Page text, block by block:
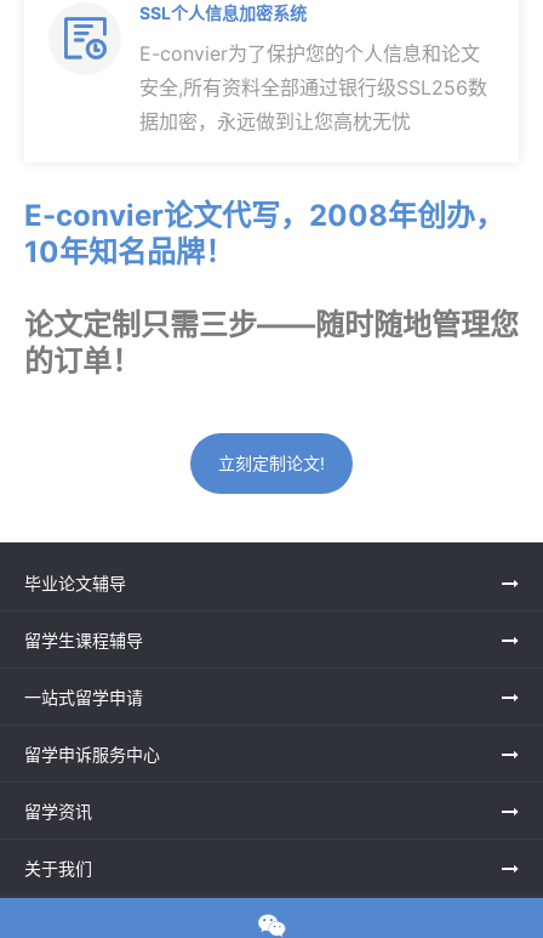

SSL个人信息加密系统
E-convier为了保护您的个人信息和论文
安全,所有资料全部通过银行级SSL256数
据加密，永远做到让您高枕无忧
E-convier论文代写，2008年创办，
10年知名品牌！
论文定制只需三步——随时随地管理您
的订单！
立刻定制论文!
毕业论文辅导
留学生课程辅导
一站式留学申请
留学申诉服务中心
留学资讯
关于我们
